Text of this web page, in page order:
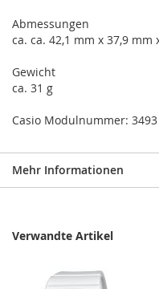
Abmessungen
ca. ca. 42,1 mm x 37,9 mm
Gewicht
ca. 31 g
Casio Modulnummer: 3493
Mehr Informationen
Verwandte Artikel